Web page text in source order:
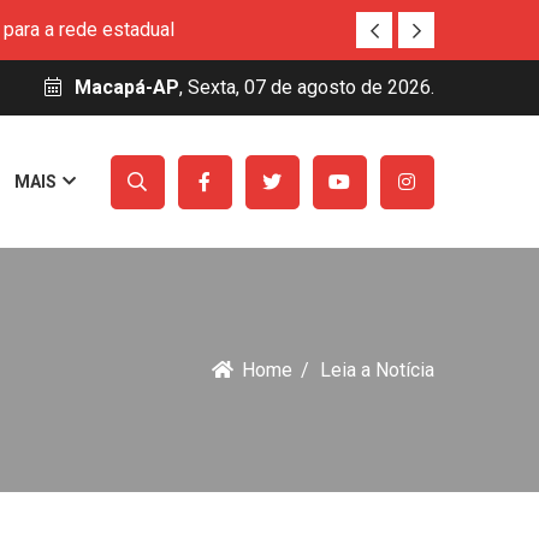
a rede estadual
de crianças indígenas e quilombolas no
Técnico Simineral
Macapá-AP, Sexta, 07 de agosto de 2026.
MAIS
Home Leia a Notícia